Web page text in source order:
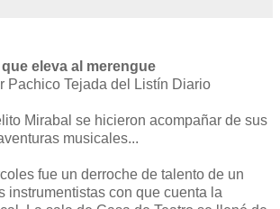
eleva al merengue
Pachico Tejada del Listín Diario
Mirabal se hicieron acompañar de sus
musicales...
fue un derroche de talento de un
instrumentistas con que cuenta la